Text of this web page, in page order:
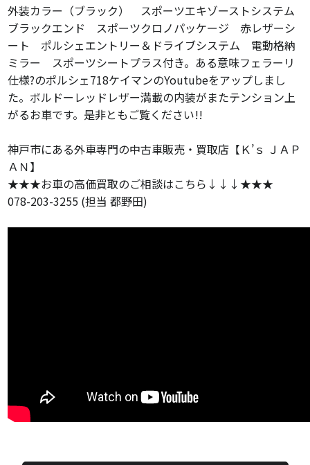
外装カラー（ブラック） スポーツエキゾーストシステム
ブラックエンド スポーツクロノパッケージ 赤レザーシ
ート ポルシェエントリー＆ドライブシステム 電動格納
ミラー スポーツシートプラス付き。ある意味フェラーリ
仕様?のポルシェ718ケイマンのYoutubeをアップしまし
た。ボルドーレッドレザー満載の内装がまたテンション上
がるお車です。是非ともご覧ください!!
神戸市にある外車専門の中古車販売・買取店【Ｋ’ｓ ＪＡＰ
ＡＮ】
★★★お車の高価買取のご相談はこちら↓↓↓★★★
078-203-3255 (担当 都野田)